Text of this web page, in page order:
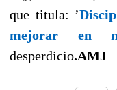
que titula: ’
mejorar en
desperdicio.AMJ